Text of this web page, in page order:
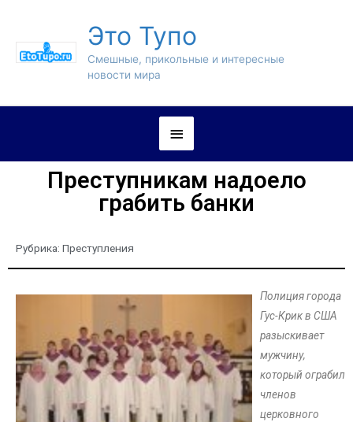
Это Тупо
Смешные, прикольные и интересные
новости мира
Преступникам надоело
грабить банки
Рубрика: Преступления
Полиция города
Гус-Крик в США
разыскивает
мужчину,
который ограбил
членов
церковного